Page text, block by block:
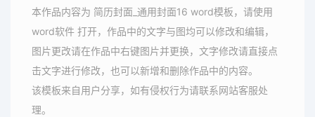
本作品内容为 简历封面_通用封面16 word模板，请使用
word软件 打开，作品中的文字与图均可以修改和编辑，
图片更改请在作品中右键图片并更换，文字修改请直接点
击文字进行修改，也可以新增和删除作品中的内容。
该模板来自用户分享，如有侵权行为请联系网站客服处
理。